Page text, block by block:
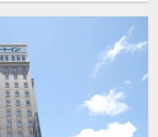
1日～2026年10月
番号：DP-1-
屋でご利用いただ
付（１部屋につき
」は、３連泊以上
料サービス！
す。